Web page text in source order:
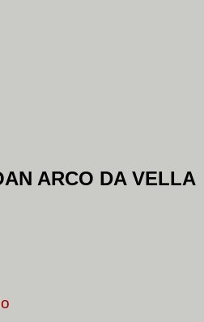
ARCO DA VELLA